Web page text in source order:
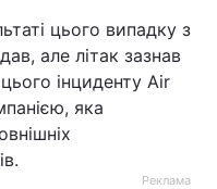
цього випадку з
але літак зазнав
інциденту Air
яка
Реклама